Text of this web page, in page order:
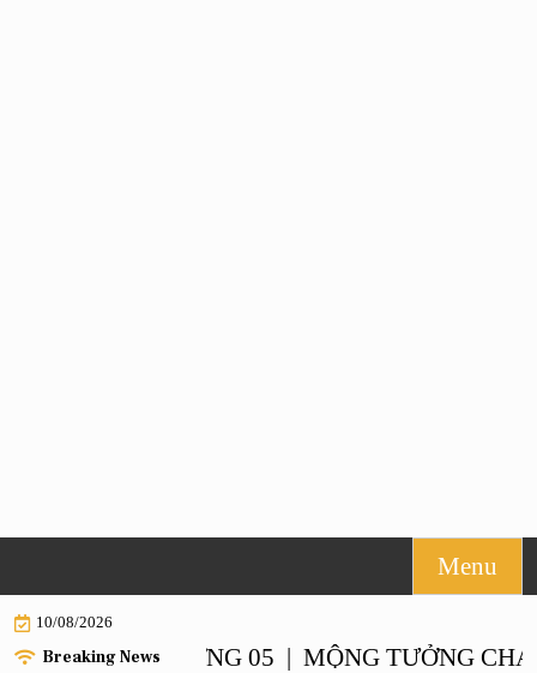
to
content
Menu
10/08/2026
Breaking News
– CHƯƠNG 05 | MỘNG TƯỞNG CHANH